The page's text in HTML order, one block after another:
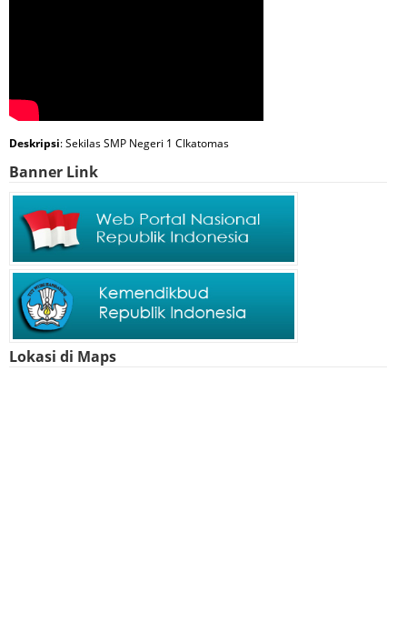
Deskripsi: Sekilas SMP Negeri 1 CIkatomas
Banner Link
Lokasi di Maps